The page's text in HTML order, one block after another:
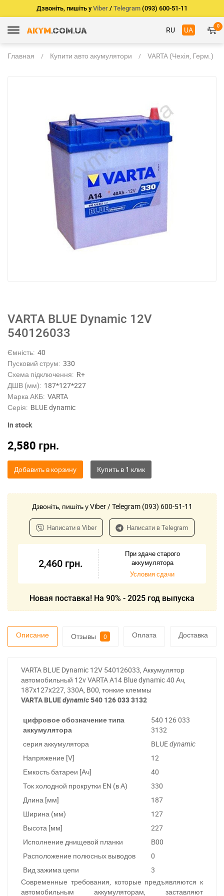
Дзвоніть, пишіть у Viber / Telegram (093) 600-51-11
RU UA 0
Главная Купити авто акумулятори VARTA (Чехія, Герм.)
VARTA BLUE Dynamic 12V
540126033
Ємність: 40
Пусковий струм: 330
Схема підключення: R+
ДШВ (мм): 187*127*227
Марка АКБ: VARTA
Серія: BLUE dynamic
In stock
2,580 грн.
Добавить в корзину
Дзвоніть, пишіть у Viber / Telegram (093) 600-51-11
Написати в Viber Написати в Telegram
2,460 грн.
При здаче старого
аккумулятора
Условия сдачи
Новая поставка! На 90% - 2025 год выпуска
Описание Отзывы 0 Оплата Доставка
VARTA BLUE Dynamic 12V 540126033, Аккумулятор
автомобильный 12v VARTA A14 Blue dynamic 40 Ач,
187x127x227, 330А, B00, тонкие клеммы
VARTA BLUEdynamic540 126 033 3132
цифровое обозначение типа
аккумулятора
540 126 033
3132
серия аккумулятора
BLUEdynamic
Напряжение [V]
12
Емкость батареи [Ач]
40
Ток холодной прокрутки EN (в А)
330
Длина [мм]
187
Ширина (мм)
127
Высота [мм]
227
Исполнение днищевой планки
В00
Расположение полюсных выводов
0
Вид зажима цепи
3
Современные требования, которые предъявляются к
автомобильным аккумуляторам, заставляют